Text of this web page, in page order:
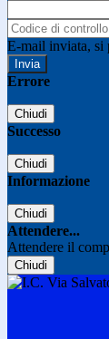
E-mail inviata, si
Errore
Chiudi
Successo
Chiudi
Informazione
Chiudi
Attendere...
Attendere il
Chiudi